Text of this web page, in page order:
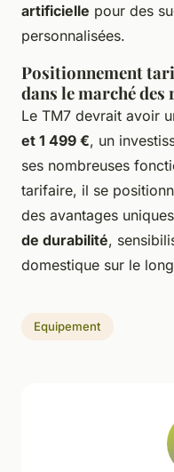
artificielle pour des
personnalisées.
Positionnement
dans le marché
Le TM7 devrait avoir
et 1 499 €, un
ses nombreuses
tarifaire, il se
des avantages
de durabilité,
domestique sur le
Equipement